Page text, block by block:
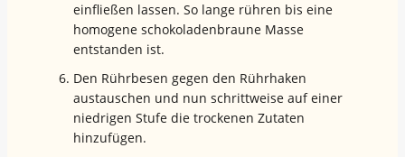
einfließen lassen. So lange rühren bis eine
homogene schokoladenbraune Masse
entstanden ist.
Den Rührbesen gegen den Rührhaken
austauschen und nun schrittweise auf einer
niedrigen Stufe die trockenen Zutaten
hinzufügen.